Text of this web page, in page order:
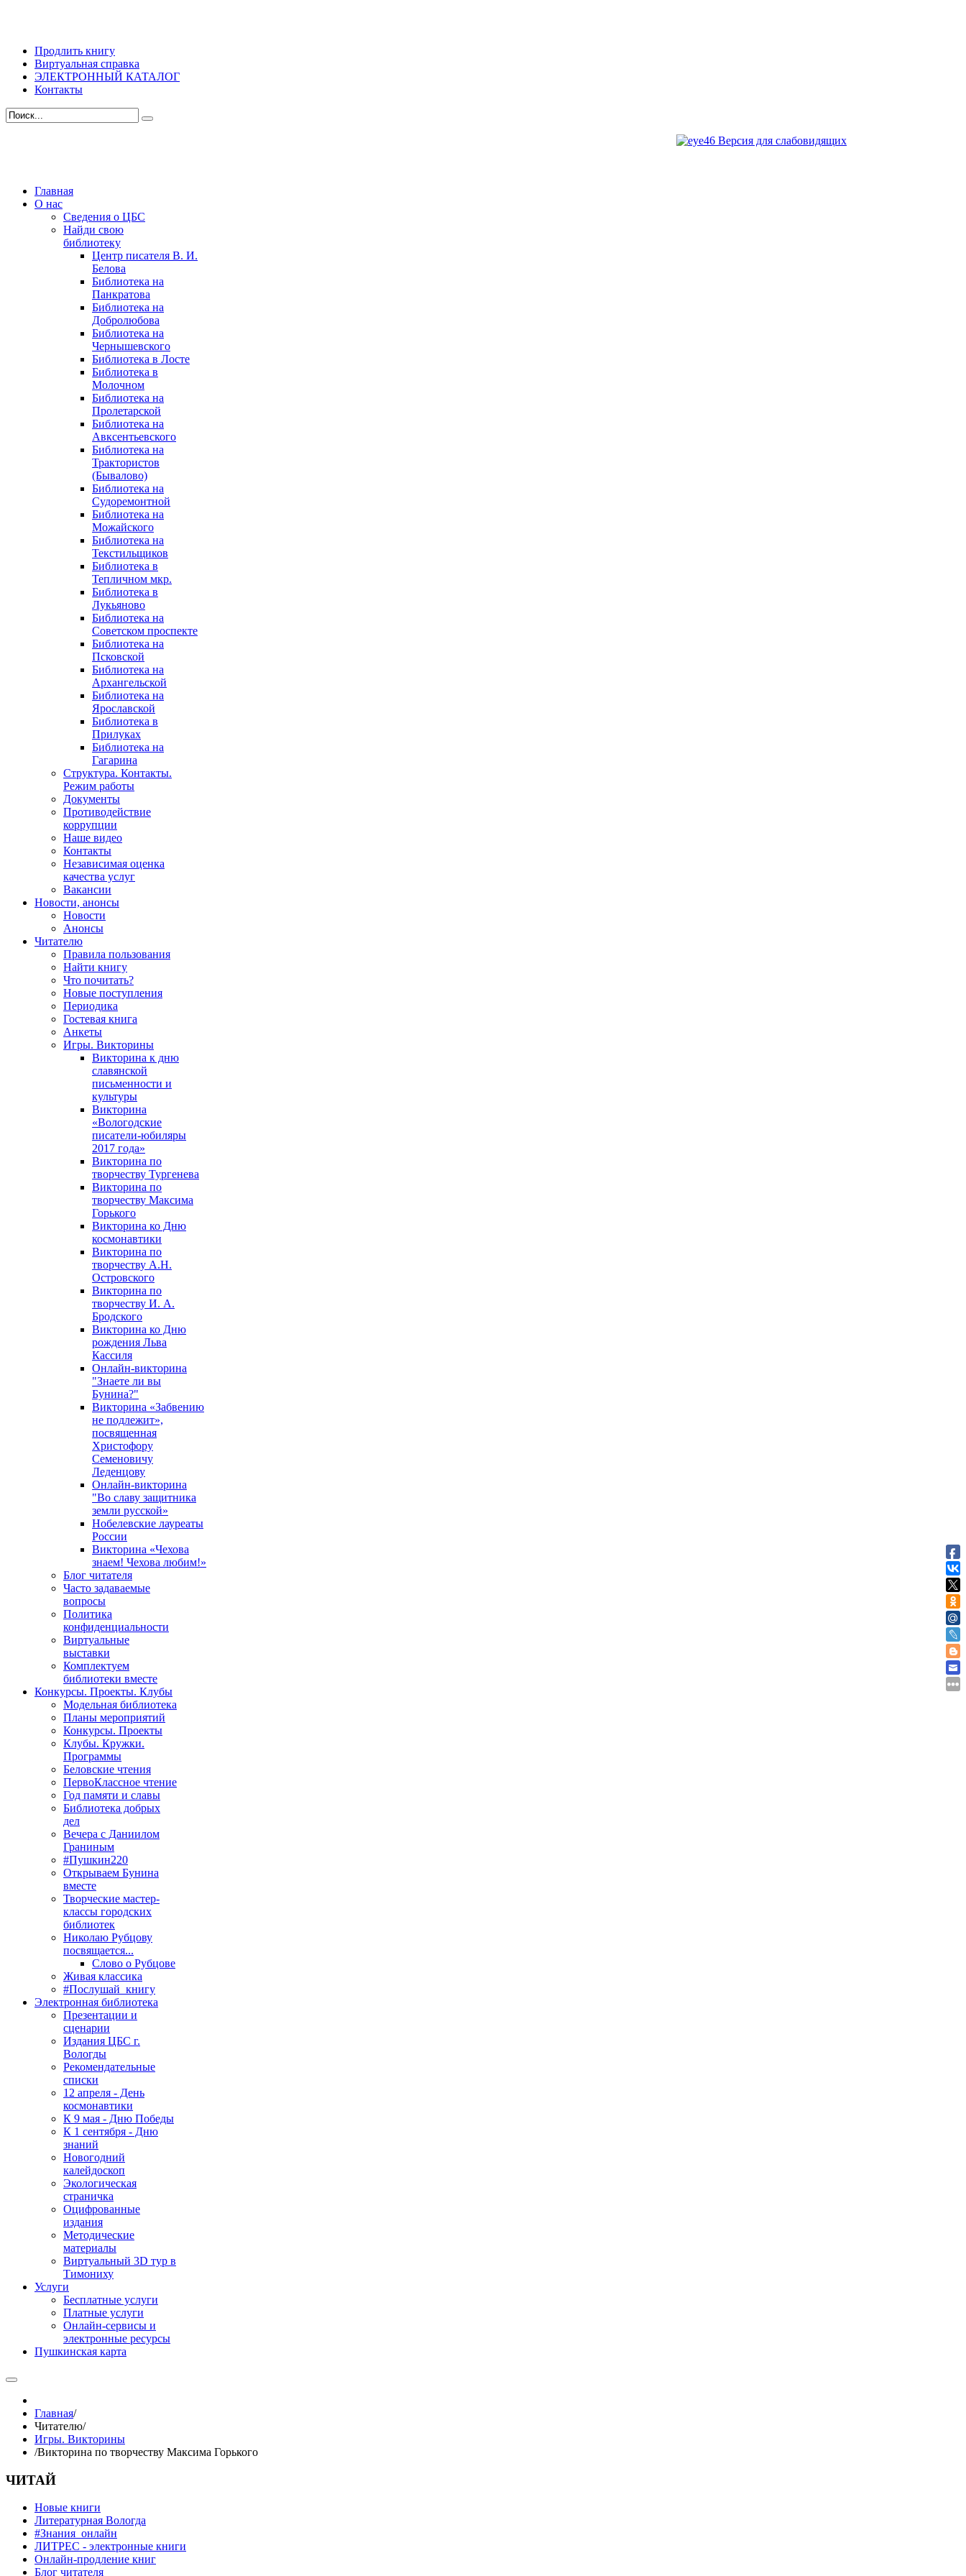
Продлить книгу
Виртуальная справка
ЭЛЕКТРОННЫЙ КАТАЛОГ
Контакты
Версия для слабовидящих
Главная
О нас
Сведения о ЦБС
Найди свою
библиотеку
Центр писателя В. И.
Белова
Библиотека на
Панкратова
Библиотека на
Добролюбова
Библиотека на
Чернышевского
Библиотека в Лосте
Библиотека в
Молочном
Библиотека на
Пролетарской
Библиотека на
Авксентьевского
Библиотека на
Трактористов
(Бывалово)
Библиотека на
Судоремонтной
Библиотека на
Можайского
Библиотека на
Текстильщиков
Библиотека в
Тепличном мкр.
Библиотека в
Лукьяново
Библиотека на
Советском проспекте
Библиотека на
Псковской
Библиотека на
Архангельской
Библиотека на
Ярославской
Библиотека в
Прилуках
Библиотека на
Гагарина
Структура. Контакты.
Режим работы
Документы
Противодействие
коррупции
Наше видео
Контакты
Независимая оценка
качества услуг
Вакансии
Новости, анонсы
Новости
Анонсы
Читателю
Правила пользования
Найти книгу
Что почитать?
Новые поступления
Периодика
Гостевая книга
Анкеты
Игры. Викторины
Викторина к дню
славянской
письменности и
культуры
Викторина
«Вологодские
писатели-юбиляры
2017 года»
Викторина по
творчеству Тургенева
Викторина по
творчеству Максима
Горького
Викторина ко Дню
космонавтики
Викторина по
творчеству А.Н.
Островского
Викторина по
творчеству И. А.
Бродского
Викторина ко Дню
рождения Льва
Кассиля
Онлайн-викторина
"Знаете ли вы
Бунина?"
Викторина «Забвению
не подлежит»,
посвященная
Христофору
Семеновичу
Леденцову
Онлайн-викторина
"Во славу защитника
земли русской»
Нобелевские лауреаты
России
Викторина «Чехова
знаем! Чехова любим!»
Блог читателя
Часто задаваемые
вопросы
Политика
конфиденциальности
Виртуальные
выставки
Комплектуем
библиотеки вместе
Конкурсы. Проекты. Клубы
Модельная библиотека
Планы мероприятий
Конкурсы. Проекты
Клубы. Кружки.
Программы
Беловские чтения
ПервоКлассное чтение
Год памяти и славы
Библиотека добрых
дел
Вечера с Даниилом
Граниным
#Пушкин220
Открываем Бунина
вместе
Творческие мастер-
классы городских
библиотек
Николаю Рубцову
посвящается...
Слово о Рубцове
Живая классика
#Послушай_книгу
Электронная библиотека
Презентации и
сценарии
Издания ЦБС г.
Вологды
Рекомендательные
списки
12 апреля - День
космонавтики
К 9 мая - Дню Победы
К 1 сентября - Дню
знаний
Новогодний
калейдоскоп
Экологическая
страничка
Оцифрованные
издания
Методические
материалы
Виртуальный 3D тур в
Тимониху
Услуги
Бесплатные услуги
Платные услуги
Онлайн-сервисы и
электронные ресурсы
Пушкинская карта
Главная/
Читателю/
Игры. Викторины
/Викторина по творчеству Максима Горького
ЧИТАЙ
Новые книги
Литературная Вологда
#Знания_онлайн
ЛИТРЕС - электронные книги
Онлайн-продление книг
Блог читателя